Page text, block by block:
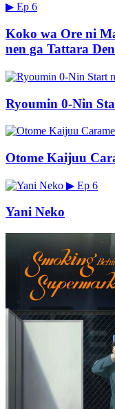
▶ Ep 6
Koko wa Ore ni
nen ga Tattara
Ryoumin 0-Nin
Otome Kaijuu
▶ Ep 6
Yani Neko